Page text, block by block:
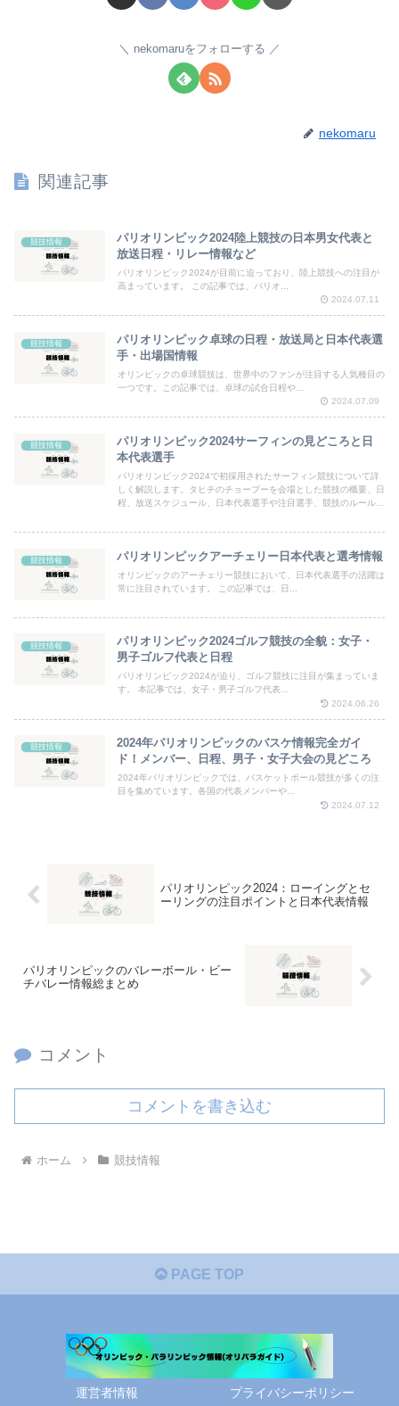
nekomaruをフォローする
nekomaru
関連記事
競技情報
パリオリンピック2024陸上競技の日本男女代表と
放送日程・リレー情報など
パリオリンピック2024が目前に迫っており、陸上競技への注目が
高まっています。 この記事では、パリオ...
2024.07.11
競技情報
パリオリンピック卓球の日程・放送局と日本代表選
手・出場国情報
オリンピックの卓球競技は、世界中のファンが注目する人気種目の
一つです。この記事では、卓球の試合日程や...
2024.07.09
競技情報
パリオリンピック2024サーフィンの見どころと日
本代表選手
パリオリンピック2024で初採用されたサーフィン競技について詳
しく解説します。タヒチのチョープーを会場とした競技の概要、日
程、放送スケジュール、日本代表選手や注目選手、競技のルールや
競技情報 パリオリンピックアーチェリー日本代表と選考情報
オリンピックのアーチェリー競技において、日本代表選手の活躍は
常に注目されています。 この記事では、日...
競技情報
パリオリンピック2024ゴルフ競技の全貌：女子・
男子ゴルフ代表と日程
パリオリンピック2024が迫り、ゴルフ競技に注目が集まっていま
す。 本記事では、女子・男子ゴルフ代表...
2024.06.26
競技情報
2024年パリオリンピックのバスケ情報完全ガイ
ド！メンバー、日程、男子・女子大会の見どころ
2024年パリオリンピックでは、バスケットボール競技が多くの注
目を集めています。各国の代表メンバーや...
2024.07.12
パリオリンピック2024：ローイングとセ
ーリングの注目ポイントと日本代表情報
パリオリンピックのバレーボール・ビー
チバレー情報総まとめ
コメント
コメントを書き込む
ホーム 競技情報
PAGE TOP
運営者情報 プライバシーポリシー